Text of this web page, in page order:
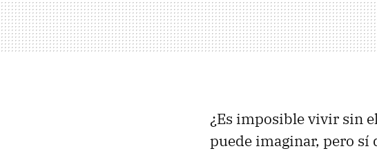
¿Es imposible vivir sin
puede imaginar, pero sí